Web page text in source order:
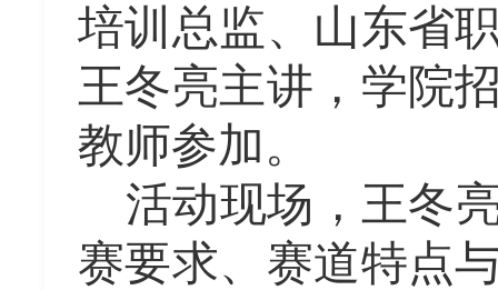
培训总监、山东省
王冬亮主讲， 学院
教师参加。
活动现场，王冬
赛要求、赛道特点